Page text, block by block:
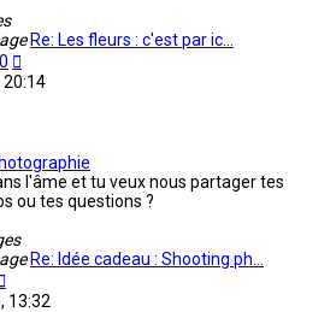
Re: Les fleurs : c'est par ic…
le
20:14
l'âme et tu veux nous partager tes
ou tes questions ?
Re: Idée cadeau : Shooting ph…
le
13:32